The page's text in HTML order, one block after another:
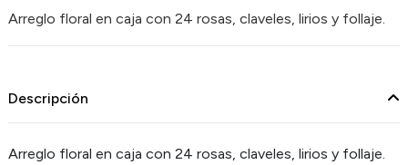
Arreglo floral en caja con 24 rosas, claveles, lirios y follaje.
Descripción
Arreglo floral en caja con 24 rosas, claveles, lirios y follaje.